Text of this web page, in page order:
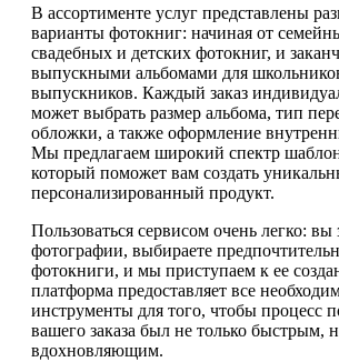
В ассортименте услуг представлены
варианты фотокниг: начиная от
свадебных и детских фотокниг, и
выпускными альбомами для
выпускников. Каждый заказ
может выбрать размер альбома, тип
обложки, а также оформление
Мы предлагаем широкий спектр
который поможет вам создать
персонализированный продукт.
Пользоваться сервисом очень легко: вы
фотографии, выбираете
фотокниги, и мы приступаем к ее
платформа предоставляет все
инструменты для того, чтобы процесс
вашего заказа был не только быстрым,
вдохновляющим.